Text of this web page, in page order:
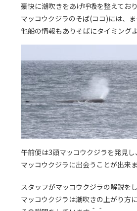
豪快に潮吹きをあげ呼吸を整えており
マッコウクジラのそば(ココ)には、
他船の情報もありそばにタイミング
午前便は3頭マッコウクジラを発見
マッコウクジラに出会うことが出来ま
スタッフがマッコウクジラの解説をし
マッコウクジラは潮吹きの上がり方